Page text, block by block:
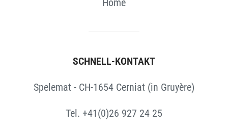
SCHNELL-KONTAKT
Spelemat - CH-1654 Cerniat (in Gruyère)
Tel. +41(0)26 927 24 25